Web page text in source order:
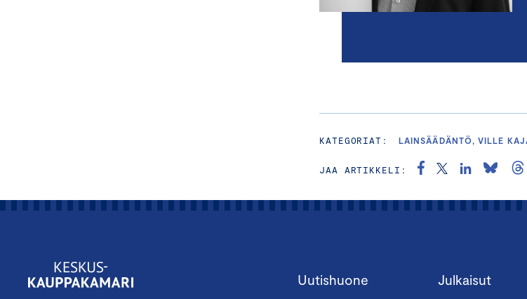
KATEGORIAT: LAINSÄÄDÄNTÖ, VILLE
JAA ARTIKKELI:
Uutishuone Julkaisut